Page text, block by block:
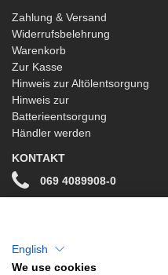
Zahlung & Versand
Widerrufsbelehrung
Warenkorb
Zur Kasse
Hinweis zur Altölentsorgung
Hinweis zur
Batterieentsorgung
Händler werden
KONTAKT
069 4089908-0
English
We use cookies